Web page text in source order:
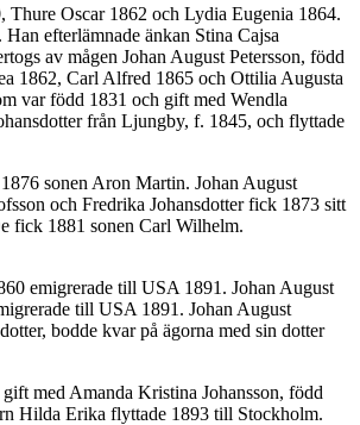
Thure Oscar 1862 och Lydia Eugenia 1864.
efterlämnade änkan Stina Cajsa
av mågen Johan August Petersson, född
1862, Carl Alfred 1865 och Ottilia Augusta
var född 1831 och gift med Wendla
från Ljungby, f. 1845, och flyttade
sonen Aron Martin. Johan August
och Fredrika Johansdotter fick 1873 sitt
fick 1881 sonen Carl Wilhelm.
emigrerade till USA 1891. Johan August
till USA 1891. Johan August
bodde kvar på ägorna med sin dotter
med Amanda Kristina Johansson, född
Hilda Erika flyttade 1893 till Stockholm.